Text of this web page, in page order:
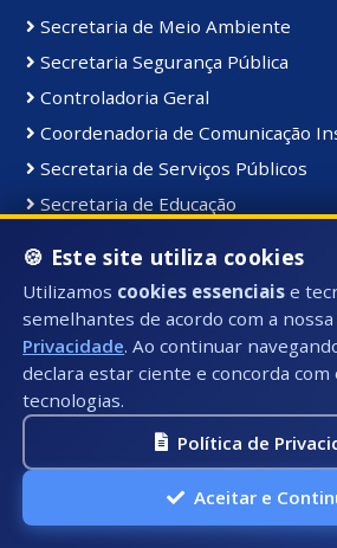
Secretaria de Meio Ambiente
Secretaria Segurança Pública
Controladoria Geral
Coordenadoria de Comunicação
Secretaria de Serviços Públicos
Secretaria de Educação
Materiais e Bens:
Bens Consolidados
Bens Imóveis
Bens Intangiveis
Entrada de Estoque
Frota
🍪 Este site utiliza cookies
Utilizamos cookies essenciais e
semelhantes de acordo com a nossa
Privacidade. Ao continuar
declara estar ciente e concorda com
tecnologias.
Política de
Aceitar e